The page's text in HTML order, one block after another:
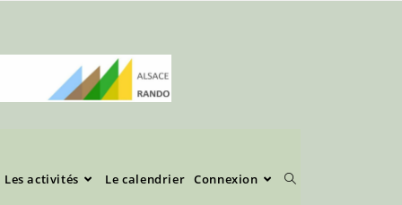
Les activités Le calendrier Connexion